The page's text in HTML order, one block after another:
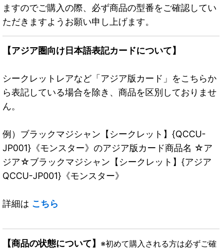
ますのでご購入の際、必ず商品の型番をご確認してい
ただきますようお願い申し上げます。
【アジア圏向け日本語表記カードについて】
シークレットレアなど「アジア版カード」をこちらか
ら表記している場合を除き、商品を区別しておりませ
ん。
例）ブラックマジシャン【シークレット】{QCCU-
JP001}《モンスター》のアジア版カード商品名 ☆ア
ジア☆ブラックマジシャン【シークレット】{アジア
QCCU-JP001}《モンスター》
詳細は こちら
【商品の状態について】 ※初めて購入される方は必ずご確